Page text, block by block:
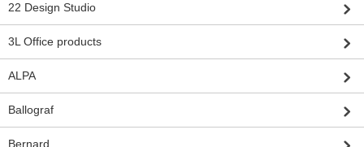
22 Design Studio
3L Office products
ALPA
Ballograf
Bernard